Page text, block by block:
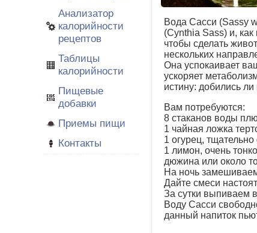
Анализатор
калорийности
рецептов
Таблицы
калорийности
Пищевые
добавки
Приемы пищи
Контакты
Вода Сасси (Sassy
(Cynthia Sass) и,
чтобы сделать
нескольких
Она успокаивает
ускоряет
истину: добились
Вам потребуются:
8 стаканов воды
1 чайная ложка
1 огурец,
1 лимон, очень
дюжина или около
На ночь
Дайте смеси
За сутки выпиваем
Воду Сасси
данный напиток